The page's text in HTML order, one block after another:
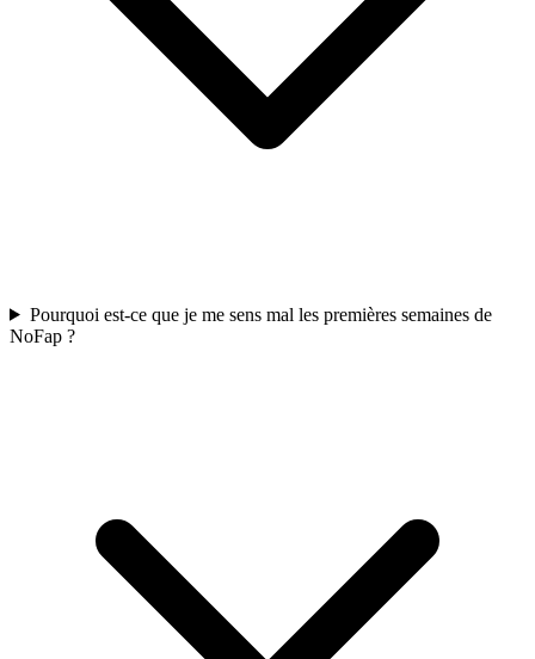
Pourquoi est-ce que je me sens mal les premières semaines de
NoFap ?